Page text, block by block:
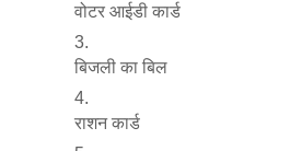
वोटर आईडी कार्ड
बिजली का बिल
राशन कार्ड